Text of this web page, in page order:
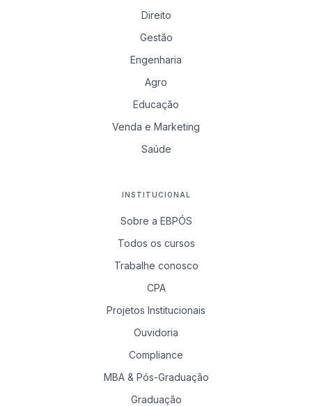
Direito
Gestão
Engenharia
Agro
Educação
Venda e Marketing
Saúde
INSTITUCIONAL
Sobre a EBPÓS
Todos os cursos
Trabalhe conosco
CPA
Projetos Institucionais
Ouvidoria
Compliance
MBA & Pós-Graduação
Graduação